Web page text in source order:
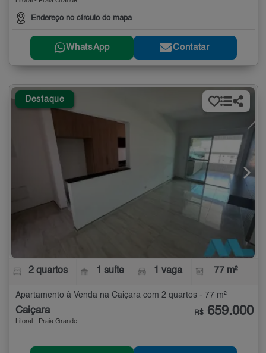
Endereço no círculo do mapa
WhatsApp Contatar
Destaque
2 quartos 1 suíte 1 vaga 77 m²
Apartamento à Venda na Caiçara com 2 quartos - 77 m²
Caiçara
Litoral - Praia Grande
R$ 659.000